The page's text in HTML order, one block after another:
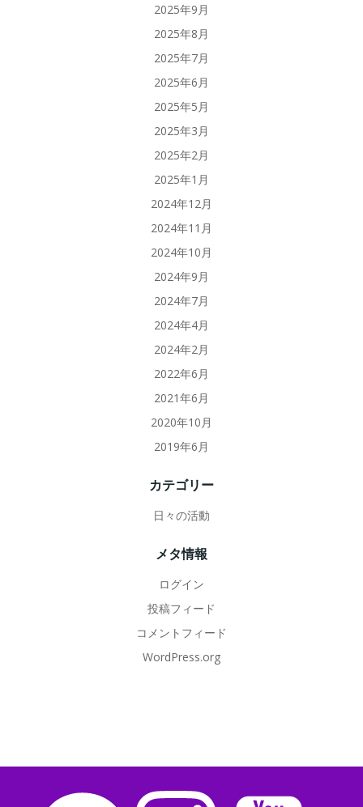
2025年9月
2025年8月
2025年7月
2025年6月
2025年5月
2025年3月
2025年2月
2025年1月
2024年12月
2024年11月
2024年10月
2024年9月
2024年7月
2024年4月
2024年2月
2022年6月
2021年6月
2020年10月
2019年6月
カテゴリー
日々の活動
メタ情報
ログイン
投稿フィード
コメントフィード
WordPress.org